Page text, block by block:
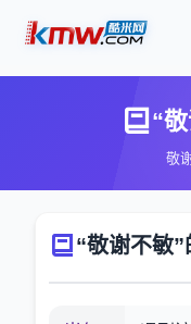
“
敬
“敬谢不敏